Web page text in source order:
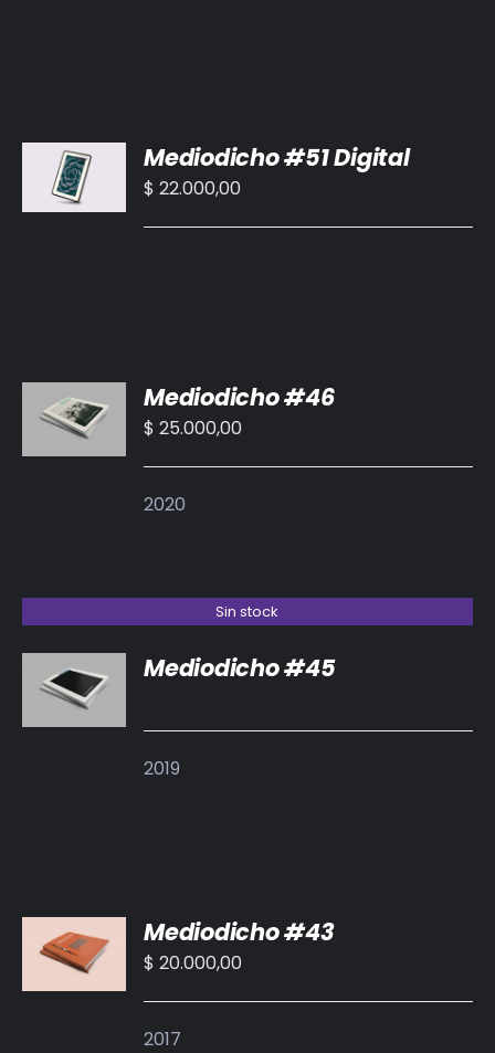
AL
CARRITO
/
Mediodicho #51 Digital
$ 22.000,00
AL
CARRITO
/
Mediodicho #46
$ 25.000,00
2020
Sin stock
DETALLES
Mediodicho #45
2019
AL
CARRITO
/
Mediodicho #43
$ 20.000,00
2017